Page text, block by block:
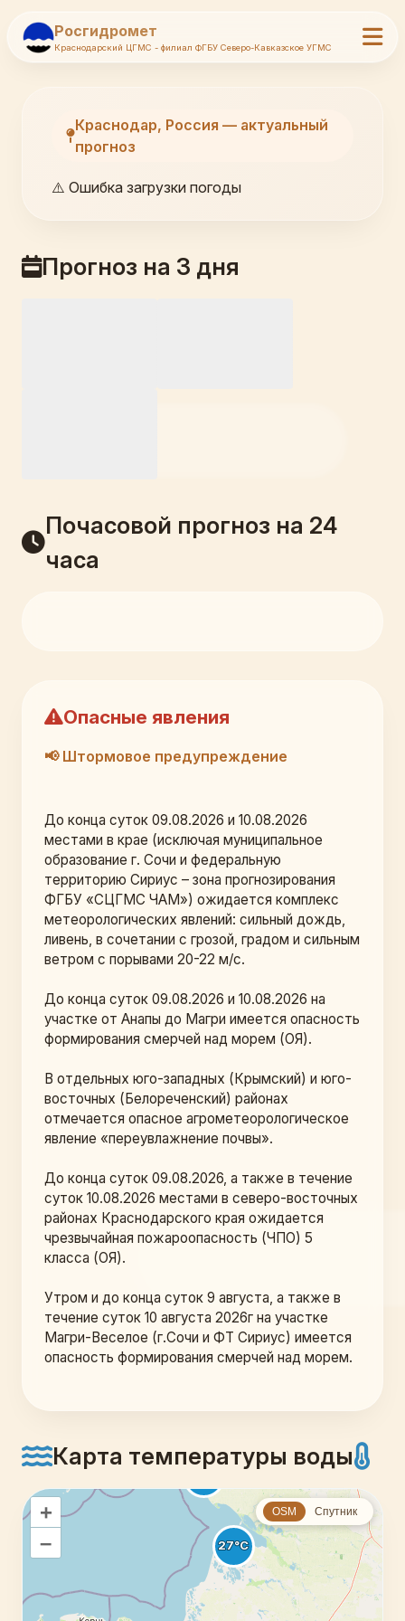
Росгидромет
Краснодарский ЦГМС - филиал ФГБУ Северо-Кавказское УГМС
Краснодар, Россия — актуальный
прогноз
⚠️ Ошибка загрузки погоды
Прогноз на 3 дня
Почасовой прогноз на 24
часа
Опасные явления
📢 Штормовое предупреждение
До конца суток 09.08.2026 и 10.08.2026
местами в крае (исключая муниципальное
образование г. Сочи и федеральную
территорию Сириус – зона прогнозирования
ФГБУ «СЦГМС ЧАМ») ожидается комплекс
метеорологических явлений: сильный дождь,
ливень, в сочетании с грозой, градом и сильным
ветром с порывами 20-22 м/с.
До конца суток 09.08.2026 и 10.08.2026 на
участке от Анапы до Магри имеется опасность
формирования смерчей над морем (ОЯ).
В отдельных юго-западных (Крымский) и юго-
восточных (Белореченский) районах
отмечается опасное агрометеорологическое
явление «переувлажнение почвы».
До конца суток 09.08.2026, а также в течение
суток 10.08.2026 местами в северо-восточных
районах Краснодарского края ожидается
чрезвычайная пожароопасность (ЧПО) 5
класса (ОЯ).
Утром и до конца суток 9 августа, а также в
течение суток 10 августа 2026г на участке
Магри-Веселое (г.Сочи и ФТ Сириус) имеется
опасность формирования смерчей над морем.
Карта температуры воды
OSM Спутник
+
–